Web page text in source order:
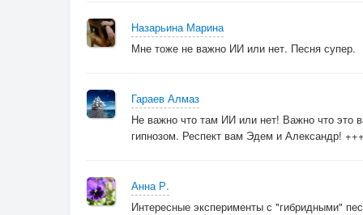
Назарьина Марина
Мне тоже не важно ИИ или нет. Песня супер.
Гараев Алмаз
Не важно что там ИИ или нет! Важно что это
гипнозом. Респект вам Эдем и Александр!
Анна Р.
Интересные эксперименты с "гибридными"